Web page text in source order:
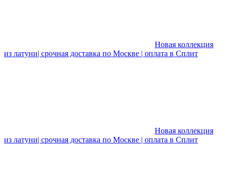
Новая коллекция
из латуни| срочная доставка по Москве | оплата в Сплит
Новая коллекция
из латуни| срочная доставка по Москве | оплата в Сплит